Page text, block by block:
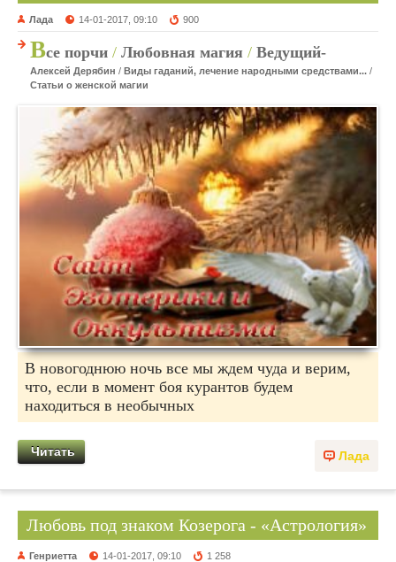
Лада 14-01-2017, 09:10 900
Все порчи / Любовная магия / Ведущий-
Алексей Дерябин / Виды гаданий, лечение народными средствами... /
Статьи о женской магии
В новогоднюю ночь все мы ждем чуда и верим,
что, если в момент боя курантов будем
находиться в необычных
Лада
Читать
Любовь под знаком Козерога - «Астрология»
Генриетта 14-01-2017, 09:10 1 258